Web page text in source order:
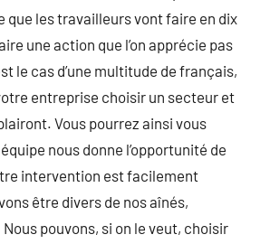
que les travailleurs vont faire en dix
une action que l’on apprécie pas
le cas d’une multitude de français,
entreprise choisir un secteur et
Vous pourrez ainsi vous
nous donne l’opportunité de
intervention est facilement
être divers de nos aînés,
pouvons, si on le veut, choisir